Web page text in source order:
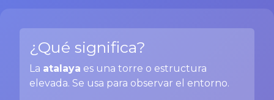
¿Qué significa?
La atalaya es una torre o estructura
elevada. Se usa para observar el entorno.